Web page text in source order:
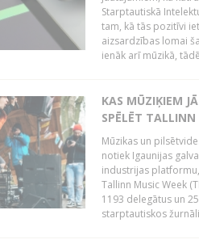
Starptautiskā
tam, kā tās pozitīvi
aizsardzības lomai
ienāk arī mūzikā,
KAS MŪZIĶIEM
SPĒLĒT TALLINN
Mūzikas un
notiek Igaunijas
industrijas
Tallinn Music Week
1193 delegātus un
starptautiskos